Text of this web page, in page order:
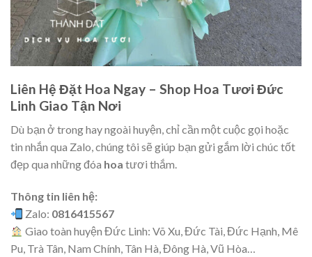
Liên Hệ Đặt Hoa Ngay – Shop Hoa Tươi Đức
Linh Giao Tận Nơi
Dù bạn ở trong hay ngoài huyện, chỉ cần một cuộc gọi hoặc
tin nhắn qua Zalo, chúng tôi sẽ giúp bạn gửi gắm lời chúc tốt
đẹp qua những đóa hoa tươi thắm.
Thông tin liên hệ:
Zalo: 0816415567
Giao toàn huyện Đức Linh: Võ Xu, Đức Tài, Đức Hạnh, Mê
Pu, Trà Tân, Nam Chính, Tân Hà, Đông Hà, Vũ Hòa…